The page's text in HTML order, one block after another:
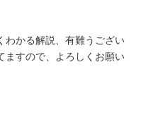
わかる解説、有難うござい
ますので、よろしくお願い